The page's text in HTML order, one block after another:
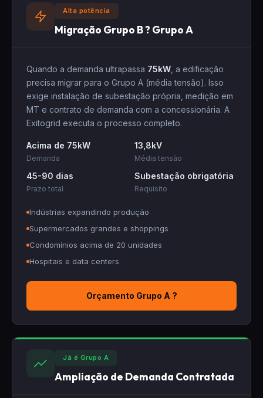
Alta potência
Migração Grupo B ? Grupo A
Quando a demanda ultrapassa 75kW , a edificação
precisa migrar para o Grupo A (média tensão). Isso
exige instalação de subestação própria, medição em
MT e contrato de demanda com a concessionária. A
Exitogrid executa o processo completo.
Acima de 75kW
Demanda
13,8kV
Média tensão
45-90 dias
Prazo total
Subestação obrigatória
Requisito
Indústrias expandindo produção
Supermercados grandes e shoppings
Condomínios acima de 20 unidades
Hospitais e data centers
Orçamento Grupo A ?
Já é Grupo A
Ampliação de Demanda Contratada